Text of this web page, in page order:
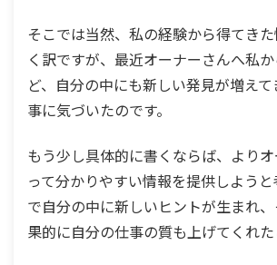
そこでは当然、私の経験から得てき
く訳ですが、最近オーナーさんへ私
ど、自分の中にも新しい発見が増え
事に気づいたのです。
もう少し具体的に書くならば、より
って分かりやすい情報を提供しよう
で自分の中に新しいヒントが生まれ
果的に自分の仕事の質も上げてくれた